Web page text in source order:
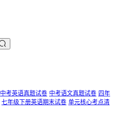
中考英语真题试卷 中考语文真题试卷 四年
七年级下册英语期末试卷 单元核心考点清